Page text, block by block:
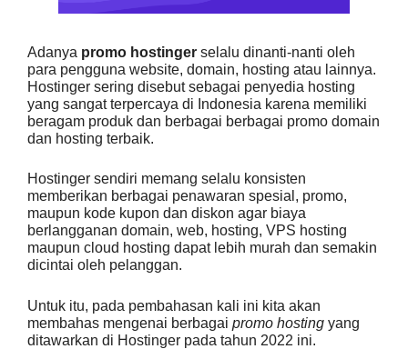
Adanya promo hostinger selalu dinanti-nanti oleh
para pengguna website, domain, hosting atau lainnya.
Hostinger sering disebut sebagai penyedia hosting
yang sangat terpercaya di Indonesia karena memiliki
beragam produk dan berbagai berbagai promo domain
dan hosting terbaik.
Hostinger sendiri memang selalu konsisten
memberikan berbagai penawaran spesial , promo,
maupun kode kupon dan diskon agar biaya
berlangganan domain, web, hosting, VPS hosting
maupun cloud hosting dapat lebih murah dan semakin
dicintai oleh pelanggan.
Untuk itu, pada pembahasan kali ini kita akan
membahas mengenai berbagai promo hosting yang
ditawarkan di Hostinger pada tahun 2022 ini.